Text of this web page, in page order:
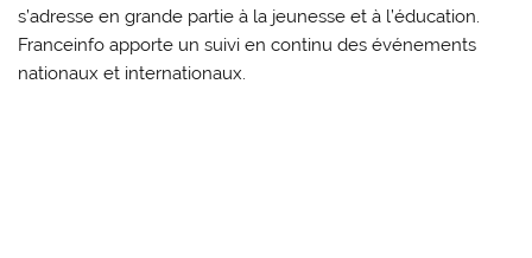
s’adresse en grande partie à la jeunesse et à l’éducation.
Franceinfo apporte un suivi en continu des événements
nationaux et internationaux.